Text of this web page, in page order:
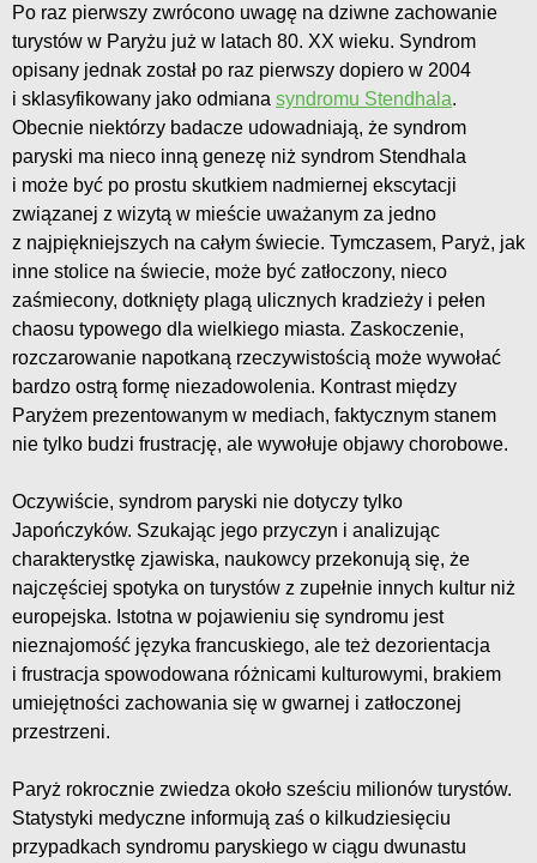
Po raz pierwszy zwrócono uwagę na dziwne zachowanie
turystów w Paryżu już w latach 80. XX wieku. Syndrom
opisany jednak został po raz pierwszy dopiero w 2004
i sklasyfikowany jako odmiana syndromu Stendhala.
Obecnie niektórzy badacze udowadniają, że syndrom
paryski ma nieco inną genezę niż syndrom Stendhala
i może być po prostu skutkiem nadmiernej ekscytacji
związanej z wizytą w mieście uważanym za jedno
z najpiękniejszych na całym świecie. Tymczasem, Paryż, jak
inne stolice na świecie, może być zatłoczony, nieco
zaśmiecony, dotknięty plagą ulicznych kradzieży i pełen
chaosu typowego dla wielkiego miasta. Zaskoczenie,
rozczarowanie napotkaną rzeczywistością może wywołać
bardzo ostrą formę niezadowolenia. Kontrast między
Paryżem prezentowanym w mediach, faktycznym stanem
nie tylko budzi frustrację, ale wywołuje objawy chorobowe.
Oczywiście, syndrom paryski nie dotyczy tylko
Japończyków. Szukając jego przyczyn i analizując
charakterystkę zjawiska, naukowcy przekonują się, że
najczęściej spotyka on turystów z zupełnie innych kultur niż
europejska. Istotna w pojawieniu się syndromu jest
nieznajomość języka francuskiego, ale też dezorientacja
i frustracja spowodowana różnicami kulturowymi, brakiem
umiejętności zachowania się w gwarnej i zatłoczonej
przestrzeni.
Paryż rokrocznie zwiedza około sześciu milionów turystów.
Statystyki medyczne informują zaś o kilkudziesięciu
przypadkach syndromu paryskiego w ciągu dwunastu